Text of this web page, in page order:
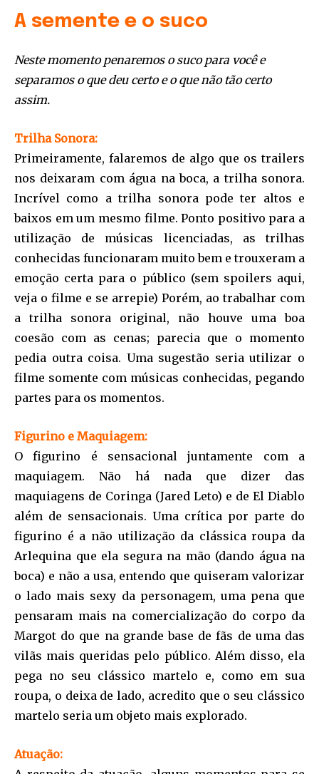
A semente e o suco
Neste momento penaremos o suco para você e
separamos o que deu certo e o que não tão certo
assim.
Trilha Sonora:
Primeiramente, falaremos de algo que os trailers
nos deixaram com água na boca, a trilha sonora.
Incrível como a trilha sonora pode ter altos e
baixos em um mesmo filme. Ponto positivo para a
utilização de músicas licenciadas, as trilhas
conhecidas funcionaram muito bem e trouxeram a
emoção certa para o público (sem spoilers aqui,
veja o filme e se arrepie) Porém, ao trabalhar com
a trilha sonora original, não houve uma boa
coesão com as cenas; parecia que o momento
pedia outra coisa. Uma sugestão seria utilizar o
filme somente com músicas conhecidas, pegando
partes para os momentos.
Figurino e Maquiagem:
O figurino é sensacional juntamente com a
maquiagem. Não há nada que dizer das
maquiagens de Coringa (Jared Leto) e de El Diablo
além de sensacionais. Uma crítica por parte do
figurino é a não utilização da clássica roupa da
Arlequina que ela segura na mão (dando água na
boca) e não a usa, entendo que quiseram valorizar
o lado mais sexy da personagem, uma pena que
pensaram mais na comercialização do corpo da
Margot do que na grande base de fãs de uma das
vilãs mais queridas pelo público. Além disso, ela
pega no seu clássico martelo e, como em sua
roupa, o deixa de lado, acredito que o seu clássico
martelo seria um objeto mais explorado.
Atuação: